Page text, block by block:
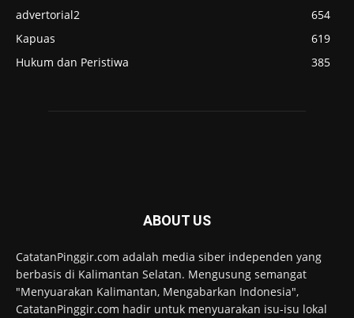
advertorial2
654
Kapuas
619
Hukum dan Peristiwa
385
ABOUT US
CatatanPinggir.com adalah media siber independen yang
berbasis di Kalimantan Selatan. Mengusung semangat
"Menyuarakan Kalimantan, Mengabarkan Indonesia",
CatatanPinggir.com hadir untuk menyuarakan isu-isu lokal